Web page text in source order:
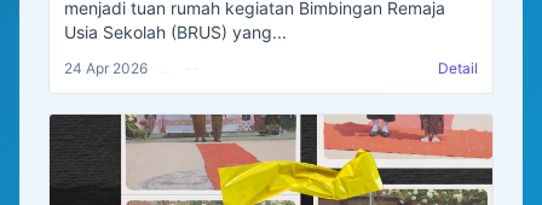
menjadi tuan rumah kegiatan Bimbingan Remaja
Usia Sekolah (BRUS) yang...
24 Apr 2026 Detail